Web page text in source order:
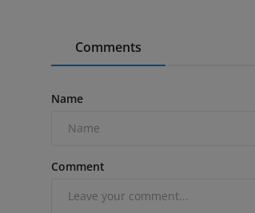
Comments
Name
Comment